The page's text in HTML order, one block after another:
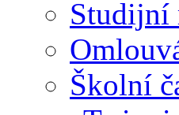
Studijní
Školní